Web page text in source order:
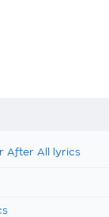
After All lyrics